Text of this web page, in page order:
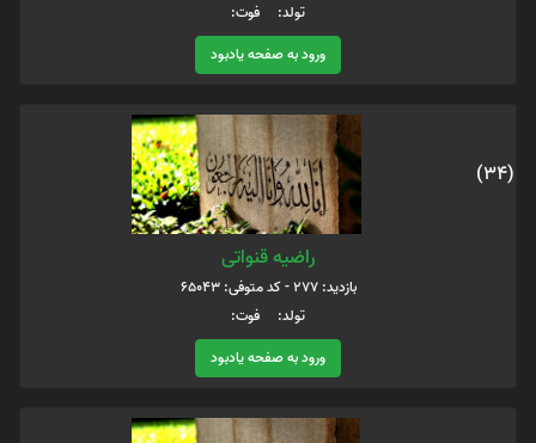
تولد: فوت:
ورود به صفحه یادبود
(34)
راضیه قنواتی
بازدید: 277 - کد متوفی: 65043
تولد: فوت:
ورود به صفحه یادبود